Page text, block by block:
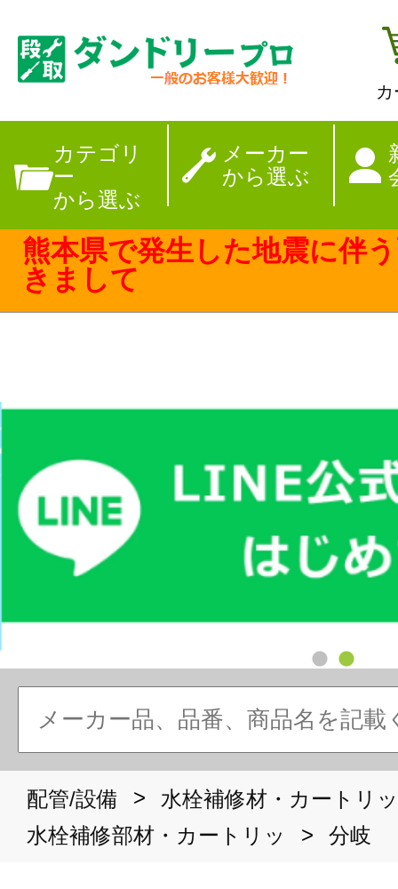
カテゴリ
ー
から選ぶ
メーカー
から選ぶ
【夏季休暇のお
熊本県で発生した地震に伴
きまして
配管/設備 >
水栓補修材・カートリ
水栓補修部材・カートリッ
> 分岐